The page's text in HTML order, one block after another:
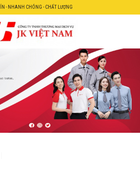
- NHANH CHÓNG - CHẤT LƯỢNG